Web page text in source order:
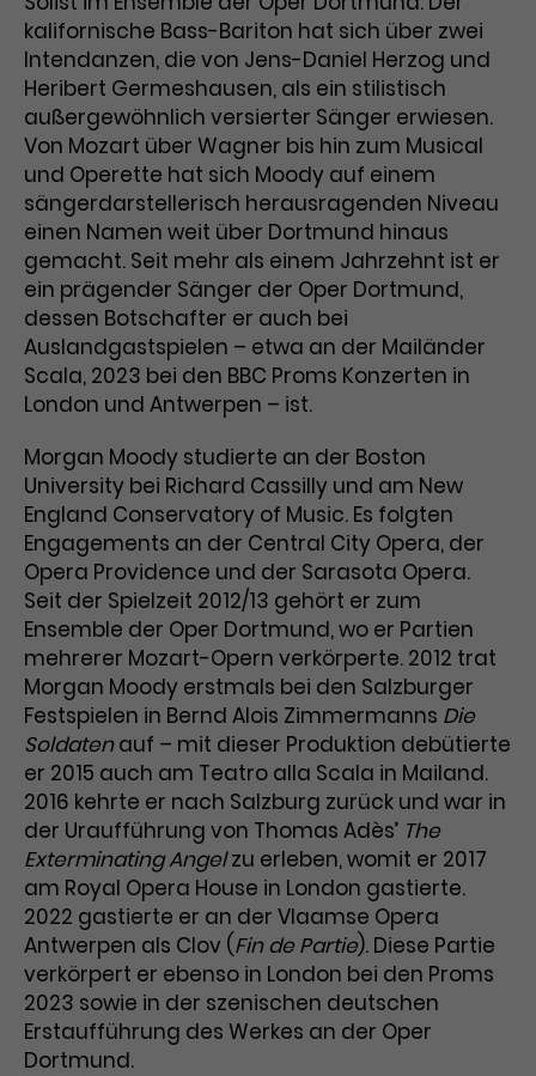
Laufzeit 1 Tag
Zweck
Dieses Cookie wird von Google
Analytics installiert. Das Cookie
wird verwendet, um Informationen
darüber zu speichern, wie
Besucher*innen eine Website
nutzen, und hilft bei der Erstellung
eines Analyseberichts über die
Performance der Website. Die
erhobenen Daten umfassen in
anonymisierter Form die Anzahl
der Besuche, die Quelle, aus der sie
stammen, und die besuchten
Seiten.
Name _gat_UA-63561367-1
Anbieter Google Analytics
Laufzeit 1 Minute
Zweck
Das ist ein von Google Analytics
gesetztes Cookie. Bestimmte
Daten werden nur maximal einmal
pro Minute an Google Analytics
gesendet. Solange es gesetzt ist,
werden bestimmte
Datenübertragungen
unterbunden.
Name _gcl_aw
Anbieter Google Ads
Laufzeit 3 Monate
Zweck
Dieses Cookie speichert
Informationen zu Werbeklicks und
dient der Zuordnung von
Conversions zu Google Ads-
Kampagnen.
Name _gcl_dc
Anbieter Google / DoubleClick
Laufzeit 3 Monate
Zweck
Dieses Cookie wird verwendet, um
Nutzerinteraktionen mit
Werbeanzeigen zu messen und
Remarketing-Funktionen
bereitzustellen.
Name IDE
Anbieter Google / DoubleClick
Laufzeit 1 Jahr
Dieses Cookie dient der Anzeige
personalisierter Werbung und
misst die Wirksamkeit von
kalifornische Bass-Bariton hat sich über zwei
Intendanzen, die von Jens-Daniel Herzog und
Heribert Germeshausen, als ein stilistisch
außergewöhnlich versierter Sänger erwiesen.
Von Mozart über Wagner bis hin zum Musical
und Operette hat sich Moody auf einem
sängerdarstellerisch herausragenden Niveau
einen Namen weit über Dortmund hinaus
gemacht. Seit mehr als einem Jahrzehnt ist er
ein prägender Sänger der Oper Dortmund,
dessen Botschafter er auch bei
Auslandgastspielen – etwa an der Mailänder
Scala, 2023 bei den BBC Proms Konzerten in
London und Antwerpen – ist.
Morgan Moody studierte an der Boston
University bei Richard Cassilly und am New
England Conservatory of Music. Es folgten
Engagements an der Central City Opera, der
Opera Providence und der Sarasota Opera.
Seit der Spielzeit 2012/13 gehört er zum
Ensemble der Oper Dortmund, wo er Partien
mehrerer Mozart-Opern verkörperte. 2012 trat
Morgan Moody erstmals bei den Salzburger
Festspielen in Bernd Alois Zimmermanns Die
Soldatenauf – mit dieser Produktion debütierte
er 2015 auch am Teatro alla Scala in Mailand.
2016 kehrte er nach Salzburg zurück und war in
der Uraufführung von Thomas Adèsʼ The
Exterminating Angelzu erleben, womit er 2017
am Royal Opera House in London gastierte.
2022 gastierte er an der Vlaamse Opera
Antwerpen als Clov (Fin de Partie). Diese Partie
verkörpert er ebenso in London bei den Proms
2023 sowie in der szenischen deutschen
Erstaufführung des Werkes an der Oper
Dortmund.